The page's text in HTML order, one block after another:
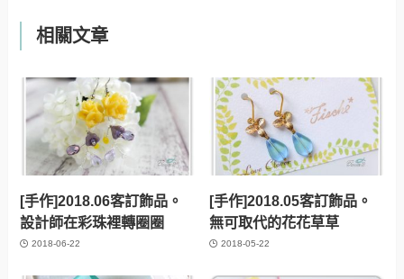
相關文章
[手作]2018.06客訂飾品。
設計師在彩珠裡轉圈圈
2018-06-22
[手作]2018.05客訂飾品。
無可取代的花花草草
2018-05-22